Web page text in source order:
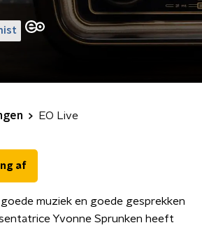
EO Live
af
muziek en goede gesprekken
Yvonne Sprunken heeft